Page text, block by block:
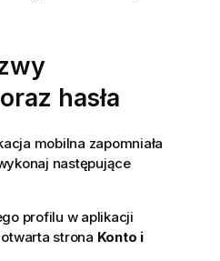
hasła
mobilna zapomniała
następujące
profilu w aplikacji
strona Konto i